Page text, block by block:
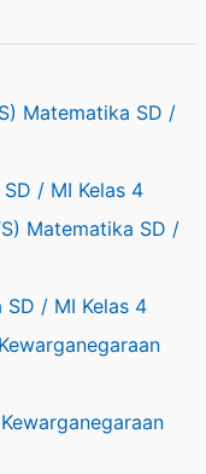
Matematika SD /
/ MI Kelas 4
Matematika SD /
/ MI Kelas 4